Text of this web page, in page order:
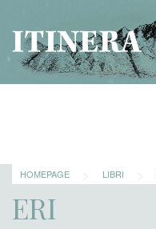
HOMEPAGE LIBRI
ERI